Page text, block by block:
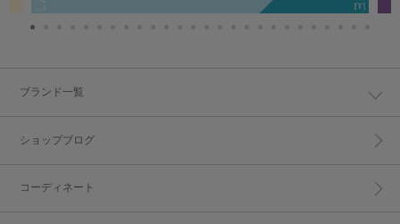
ブランド一覧
ショップブログ
コーディネート